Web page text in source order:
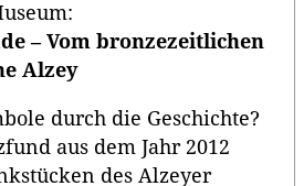
– Vom bronzezeitlichen
Alzey
durch die Geschichte?
aus dem Jahr 2012
des Alzeyer